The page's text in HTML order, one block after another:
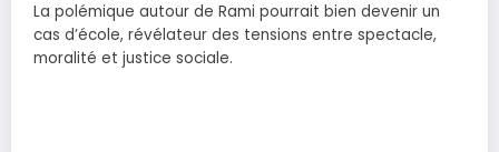
La polémique autour de Rami pourrait bien devenir un
cas d’école, révélateur des tensions entre spectacle,
moralité et justice sociale.